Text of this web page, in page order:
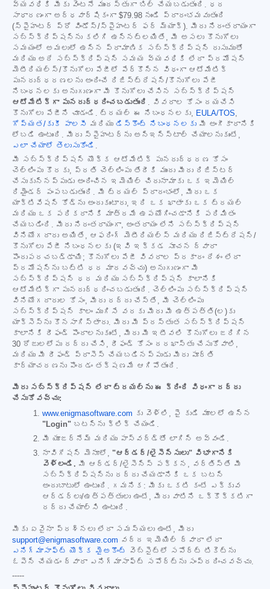
వ్యవధికి మీకు వెంటనే ముందస్తుగా బిల్ చేయబడుతుంది. ధర
సాధారణంగా అర్ధవార్షికంగా $79.98 నుండి ప్రారంభమవుతుంది
(స్పైహంటర్ ప్రో విండోస్/స్పైహంటర్ ఫర్ మ్యాక్). మీరు నిరంతరాయంగా
సబ్‌స్క్రిప్షన్‌ను కలిగి ఉన్నట్లయితే, మీ అసలు కొనుగోలు
సమయంలో అమలులో ఉన్న ప్రామాణిక సబ్‌స్క్రిప్షన్ రుసుముతో
మరియు అదే సబ్‌స్క్రిప్షన్ సమయ వ్యవధికి లేదా ప్రమోషన్
మెటీరియల్స్/కొనుగోలు పేజీలో పేర్కొన్న విధంగా ఆటోమేటిక్
పునరుద్ధరణలను అందించే రిజిస్ట్రేషన్/కొనుగోలు పేజీ
నిబంధనలకు అనుగుణంగా మీ కొనుగోలు చేసిన సబ్‌స్క్రిప్షన్
ఆటోమేటిక్‌గా పునరుద్ధరించబడుతుంది . వివరాల కోసం దయచేసి
కొనుగోలు పేజీని చూడండి. ట్రయల్ ఈ నిబంధనలకు, EULA/TOS,
గోప్యత/కుకీ పాలసీ మరియు డిస్కౌంట్ నిబంధనలకు మీ అంగీకారానికి
లోబడి ఉంటుంది. మీరు స్పైహంటర్‌ను అన్‌ఇన్‌స్టాల్ చేయాలనుకుంటే,
ఎలా చేయాలో తెలుసుకోండి .
మీ సబ్‌స్క్రిప్షన్ యొక్క ఆటోమేటిక్ పునరుద్ధరణ కోసం
చెల్లింపు కొరకు, ప్రతి చెల్లింపు తేదీకి ముందు మీరు రిజిస్టర్
చేసుకున్నప్పుడు అందించిన ఇమెయిల్ చిరునామాకు ఒక ఇమెయిల్
రిమైండర్ పంపబడుతుంది. మీ ట్రయల్ ప్రారంభంలో, మీరు ఒక
యాక్టివేషన్ కోడ్‌ను అందుకుంటారు, ఇది ఒక ఖాతాకు ఒక ట్రయల్
మరియు ఒక పరికరానికి మాత్రమే ఉపయోగించడానికి పరిమితం
చేయబడింది. మీరు నిరంతరాయంగా, అంతరాయం లేని సబ్‌స్క్రిప్షన్
వినియోగదారు అయితే, ఆఫరింగ్ మెటీరియల్స్ మరియు రిజిస్ట్రేషన్/
కొనుగోలు పేజీ నిబంధనలకు (ఇవి ఇక్కడ సూచన ద్వారా
పొందుపరచబడ్డాయి; కొనుగోలు పేజీ వివరాల ప్రకారం దేశం లేదా
ప్రమోషన్‌ను బట్టి ధర మారవచ్చు) అనుగుణంగా మీ
సబ్‌స్క్రిప్షన్ ధర మరియు సబ్‌స్క్రిప్షన్ కాలానికి
ఆటోమేటిక్‌గా పునరుద్ధరించబడుతుంది. చెల్లింపు సబ్‌స్క్రిప్షన్
వినియోగదారుల కోసం, మీరు రద్దు చేస్తే, మీ చెల్లింపు
సబ్‌స్క్రిప్షన్ కాలం ముగిసే వరకు మీరు మీ ఉత్పత్తి(ల)కు
యాక్సెస్‌ను కొనసాగిస్తారు. మీరు మీ ప్రస్తుత సబ్‌స్క్రిప్షన్
కాలానికి రీఫండ్ పొందాలనుకుంటే, మీరు మీ ఇటీవలి కొనుగోలు జరిగిన
30 రోజులలోపు రద్దు చేసి, రీఫండ్ కోసం దరఖాస్తు చేసుకోవాలి,
మరియు మీ రీఫండ్ ప్రాసెస్ చేయబడినప్పుడు మీరు పూర్తి
కార్యాచరణను పొందడం తక్షణమే ఆగిపోతుంది.
మీరు సబ్‌స్క్రిప్షన్ లేదా ట్రయల్‌ను ఈ క్రింది విధంగా రద్దు
చేసుకోవచ్చు:
www.enigmasoftware.com కు వెళ్లి, పై కుడి మూలలో ఉన్న
"Login" బటన్‌ను క్లిక్ చేయండి.
మీ యూజర్‌నేమ్ మరియు పాస్‌వర్డ్‌తో లాగిన్ అవ్వండి.
నావిగేషన్ మెనూలో, "ఆర్డర్/లైసెన్సులు" విభాగానికి
వెళ్లండి. మీ ఆర్డర్/లైసెన్స్ పక్కన, వర్తిస్తే మీ
సబ్‌స్క్రిప్షన్‌ను రద్దు చేయడానికి ఒక బటన్
అందుబాటులో ఉంటుంది. గమనిక: మీకు ఒకటి కంటే ఎక్కువ
ఆర్డర్‌లు/ఉత్పత్తులు ఉంటే, మీరు వాటిని ఒక్కొక్కటిగా
రద్దు చేయాల్సి ఉంటుంది.
మీకు ఏవైనా ప్రశ్నలు లేదా సమస్యలు ఉంటే, మీరు
support@enigmasoftware.com వద్ద ఇమెయిల్ ద్వారా లేదా
ఎనిగ్మాసాఫ్ట్ యొక్క మైఅకౌంట్
వెబ్‌సైట్‌లో సపోర్ట్ టికెట్‌ను
ఓపెన్ చేయడం ద్వారా ఎనిగ్మాసాఫ్ట్ సపోర్ట్‌ను సంప్రదించవచ్చు.
-----